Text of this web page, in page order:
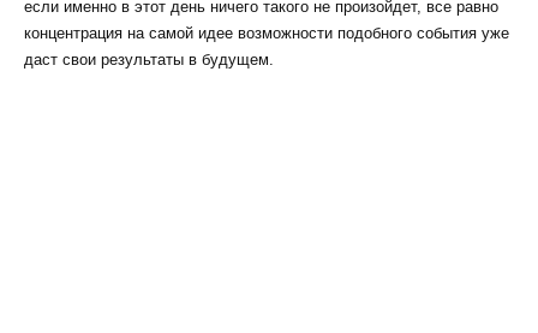
если именно в этот день ничего такого не произойдет, все равно
концентрация на самой идее возможности подобного события уже
даст свои результаты в будущем.